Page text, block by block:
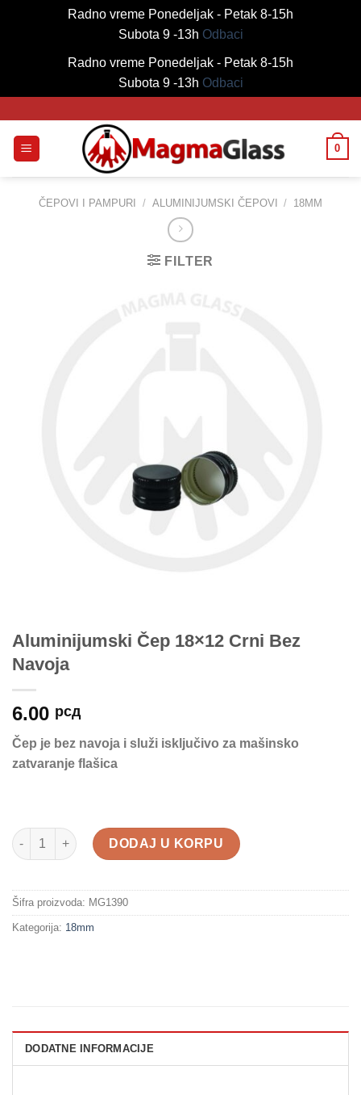
Radno vreme Ponedeljak - Petak 8-15h
Subota 9 -13h Odbaci
Radno vreme Ponedeljak - Petak 8-15h
Subota 9 -13h Odbaci
content
0
ČEPOVI I PAMPURI / ALUMINIJUMSKI ČEPOVI / 18MM
FILTER
Aluminijumski Čep 18×12 Crni Bez
Navoja
6.00 рсд
Čep je bez navoja i služi isključivo za mašinsko
zatvaranje flašica
Aluminijumski Čep 18x12 Crni Bez Navoja količina
DODAJ U KORPU
Šifra proizvoda: MG1390
Kategorija: 18mm
DODATNE INFORMACIJE